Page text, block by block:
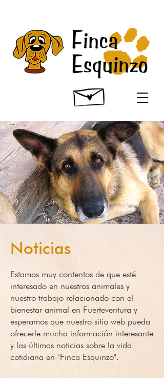
Noticias
Estamos muy contentos de que esté
interesado en nuestros animales y
nuestro trabajo relacionado con el
bienestar animal en Fuerteventura y
esperamos que nuestro sitio web pueda
ofrecerle mucha información interesante
y las últimas noticias sobre la vida
cotidiana en "Finca Esquinzo".